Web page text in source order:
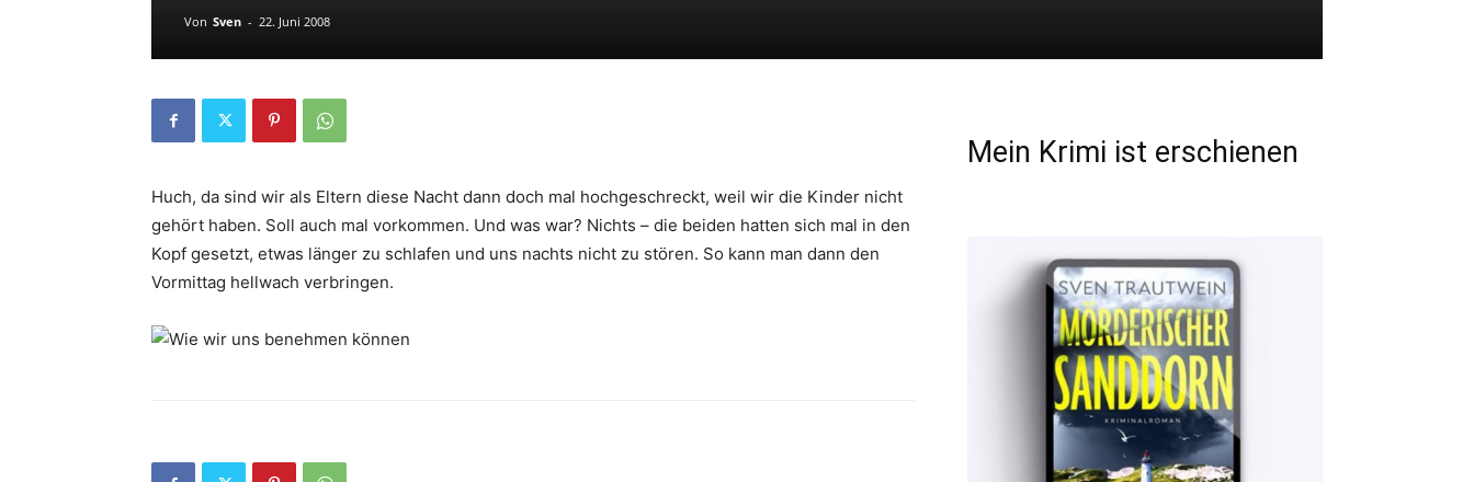
Von Sven - 22. Juni 2008
Huch, da sind wir als Eltern diese Nacht dann doch mal hochgeschreckt, weil wir die Kinder nicht
gehört haben. Soll auch mal vorkommen. Und was war? Nichts – die beiden hatten sich mal in den
Kopf gesetzt, etwas länger zu schlafen und uns nachts nicht zu stören. So kann man dann den
Vormittag hellwach verbringen.
Mein Krimi ist erschienen